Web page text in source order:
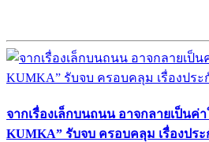
จากเรื่องเล็กบนถนน อาจกลายเป็นค่
KUMKA” รับจบ ครอบคลุม เรื่องปร